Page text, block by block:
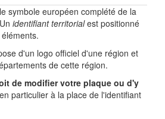
symbole européen complété de la
identifiant territorial est positionné
d'un logo officiel d'une région et
de cette région.
de modifier votre plaque ou d'y
particulier à la place de l'identifiant